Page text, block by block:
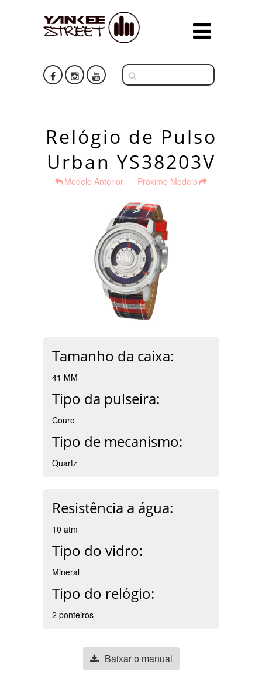
Relógio de Pulso
Urban YS38203V
Modelo Anterior Próximo Modelo
Tamanho da caixa:
41 MM
Tipo da pulseira:
Couro
Tipo de mecanismo:
Quartz
Resistência a água:
10 atm
Tipo do vidro:
Mineral
Tipo do relógio:
2 ponteiros
Baixar o manual